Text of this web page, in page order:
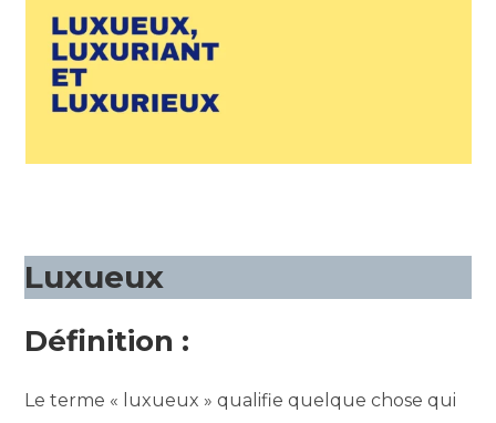
Luxueux
Définition :
Le terme « luxueux » qualifie quelque chose qui